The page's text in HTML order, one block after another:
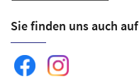
Sie finden uns auch auf